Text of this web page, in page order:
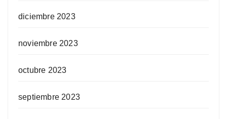
diciembre 2023
noviembre 2023
octubre 2023
septiembre 2023